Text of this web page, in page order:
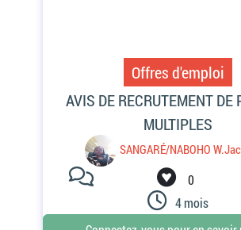
Offres d'emploi
0
4 mois